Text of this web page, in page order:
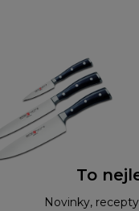
To
Novinky,